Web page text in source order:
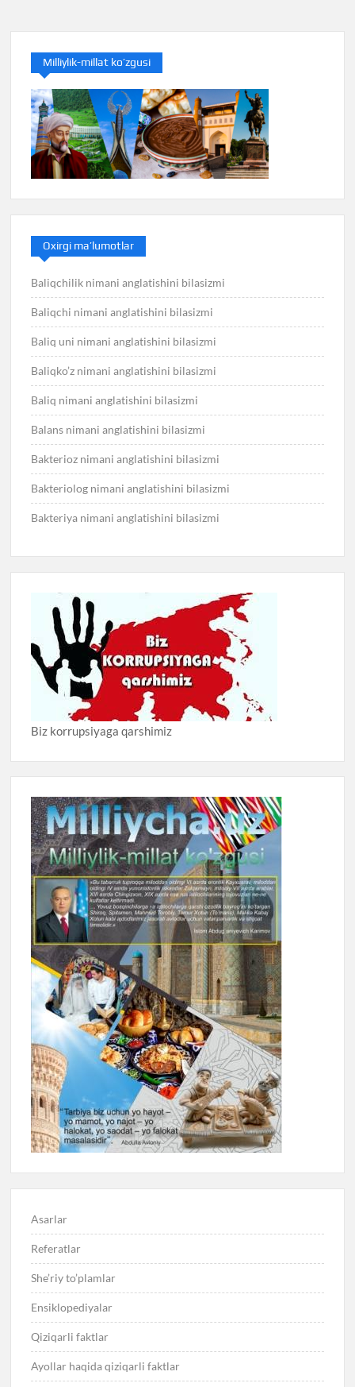
Milliylik-millat ko’zgusi
Oxirgi ma’lumotlar
Baliqchilik nimani anglatishini bilasizmi
Baliqchi nimani anglatishini bilasizmi
Baliq uni nimani anglatishini bilasizmi
Baliqko’z nimani anglatishini bilasizmi
Baliq nimani anglatishini bilasizmi
Balans nimani anglatishini bilasizmi
Bakterioz nimani anglatishini bilasizmi
Bakteriolog nimani anglatishini bilasizmi
Bakteriya nimani anglatishini bilasizmi
Biz korrupsiyaga qarshimiz
Asarlar
Referatlar
She’riy to’plamlar
Ensiklopediyalar
Qiziqarli faktlar
Ayollar haqida qiziqarli faktlar